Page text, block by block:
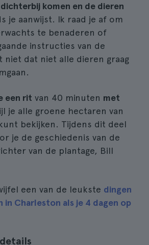
dichterbij komen en de dieren
je aanwijst. Ik raad je af om
te benaderen of
instructies van de
niet dat niet alle dieren graag
een rit van 40 minuten met
je alle groene hectaren van
bekijken. Tijdens dit deel
je de geschiedenis van de
van de plantage, Bill
een van de leukste dingen
in Charleston als je 4 dagen op